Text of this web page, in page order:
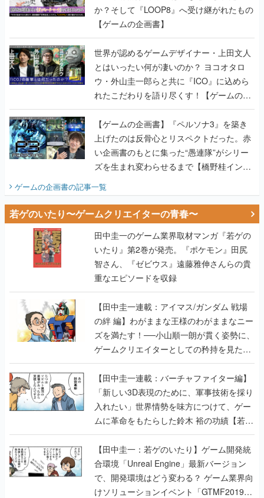
か？そして『LOOP8』へ受け継がれたもの
【ゲームの企画書】
世界が認めるゲームデザイナー・上田文人
とはいったい何が凄いのか？ ヨコオタロ
ウ・外山圭一郎らと共に『ICO』に込めら
れたこだわりを語り尽くす！【ゲームの企
画書】
【ゲームの企画書】『ペルソナ3』を築き
上げたのは反骨心とリスペクトだった。赤
い企画書のもとに集った“愚連隊”がシリー
ズを生まれ変わらせるまで【橋野桂インタ
ゲームの企画書の記事一覧
若ゲのいたり〜ゲームクリエイターの青春〜
田中圭一のゲーム業界取材マンガ『若ゲの
いたり』第2巻が発売。『ポケモン』田尻
智さん、『ゼビウス』遠藤雅伸さんらの貴
重なエピソードを収録
【田中圭一連載：アイマス/ガンダム 戦場
の絆 編】わがままな王様のわがままなニー
ズを満たす！──小山順一朗が貫く姿勢に、
ゲームクリエイターとしての矜持を見た
【若ゲのいたり最終回】
【田中圭一連載：バーチャファイター編】
「新しい3D表現のために、軍事技術を採り
入れたい」世界情勢を味方につけて、ゲー
ムに革命をもたらした鈴木 裕の功績【若ゲ
のいたり】
【田中圭一：若ゲのいたり】ゲーム開発統
合環境「Unreal Engine」最新バージョン
で、開発環境はどう変わる？ ゲーム業界向
けソリューションイベント「GTMF2019」